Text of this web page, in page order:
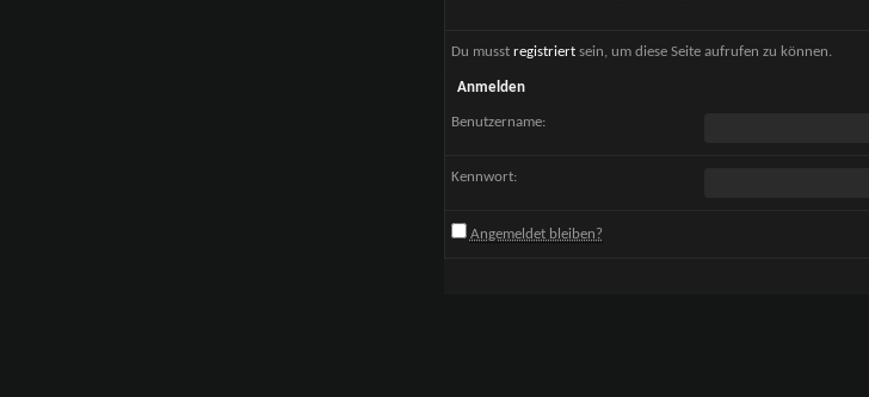
Du musst registriertsein, um diese Seite aufrufen zu können.
Anmelden
Benutzername:
Kennwort:
Angemeldet bleiben?